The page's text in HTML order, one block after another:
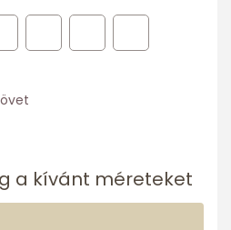
a kívánt méreteket